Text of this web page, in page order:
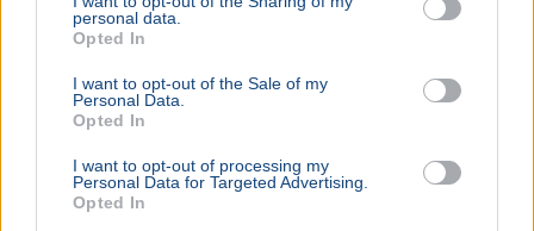
personal data.
Opted In
I want to opt-out of the Sale of my
Personal Data.
Opted In
I want to opt-out of processing my
Personal Data for Targeted Advertising.
Opted In
átalakítják. Bővebben...
Orbán Anita szerint súlyos hibát követett el
Magyarország